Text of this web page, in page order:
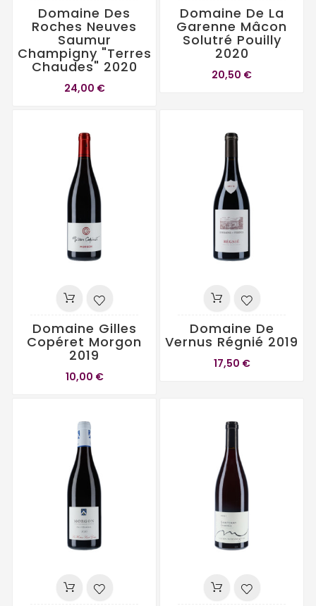
Domaine Des
Roches Neuves
Saumur
Champigny "Terres
Chaudes" 2020
24,00 €
Domaine De La
Garenne Mâcon
Solutré Pouilly
2020
20,50 €
Domaine Gilles
Copéret Morgon
2019
10,00 €
Domaine De
Vernus Régnié 2019
17,50 €